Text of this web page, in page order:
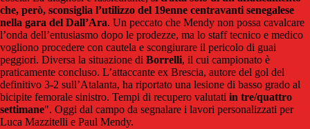
che, però, sconsiglia l’utilizzo del 19enne centravanti senegalese
nella gara del Dall’Ara. Un peccato che Mendy non possa cavalcare
l’onda dell’entusiasmo dopo le prodezze, ma lo staff tecnico e medico
vogliono procedere con cautela e scongiurare il pericolo di guai
peggiori. Diversa la situazione di Borrelli, il cui campionato è
praticamente concluso. L’attaccante ex Brescia, autore del gol del
definitivo 3-2 sull’Atalanta, ha riportato una lesione di basso grado al
bicipite femorale sinistro. Tempi di recupero valutati in tre/quattro
settimane". Oggi dal campo da segnalare i lavori personalizzati per
Luca Mazzitelli e Paul Mendy.